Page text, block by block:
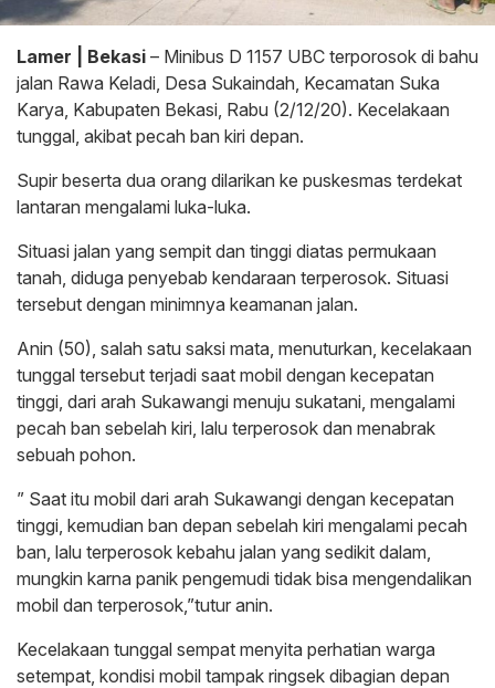
Lamer | Bekasi – Minibus D 1157 UBC terporosok di bahu
jalan Rawa Keladi, Desa Sukaindah, Kecamatan Suka
Karya, Kabupaten Bekasi, Rabu (2/12/20). Kecelakaan
tunggal, akibat pecah ban kiri depan.
Supir beserta dua orang dilarikan ke puskesmas terdekat
lantaran mengalami luka-luka.
Situasi jalan yang sempit dan tinggi diatas permukaan
tanah, diduga penyebab kendaraan terperosok. Situasi
tersebut dengan minimnya keamanan jalan.
Anin (50), salah satu saksi mata, menuturkan, kecelakaan
tunggal tersebut terjadi saat mobil dengan kecepatan
tinggi, dari arah Sukawangi menuju sukatani, mengalami
pecah ban sebelah kiri, lalu terperosok dan menabrak
sebuah pohon.
” Saat itu mobil dari arah Sukawangi dengan kecepatan
tinggi, kemudian ban depan sebelah kiri mengalami pecah
ban, lalu terperosok kebahu jalan yang sedikit dalam,
mungkin karna panik pengemudi tidak bisa mengendalikan
mobil dan terperosok,”tutur anin.
Kecelakaan tunggal sempat menyita perhatian warga
setempat, kondisi mobil tampak ringsek dibagian depan